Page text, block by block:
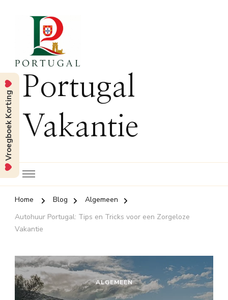
Portugal
Vakantie
Home Blog
Algemeen
Autohuur Portugal: Tips en Tricks voor een Zorgeloze
Vakantie
ALGEMEEN
Vroegboek Korting